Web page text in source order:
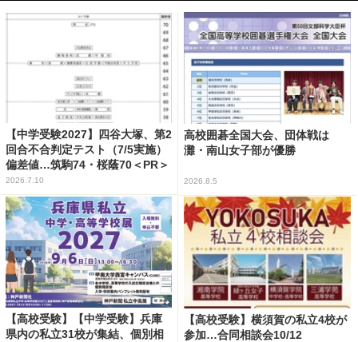
【中学受験2027】四谷大塚、第2
回合不合判定テスト（7/5実施）
偏差値…筑駒74・桜蔭70＜PR＞
2026.7.10
高校囲碁全国大会、団体戦は
灘・南山女子部が優勝
2026.8.5
【高校受験】【中学受験】兵庫
県内の私立31校が集結、個別相
【高校受験】横須賀の私立4校が
参加…合同相談会10/12